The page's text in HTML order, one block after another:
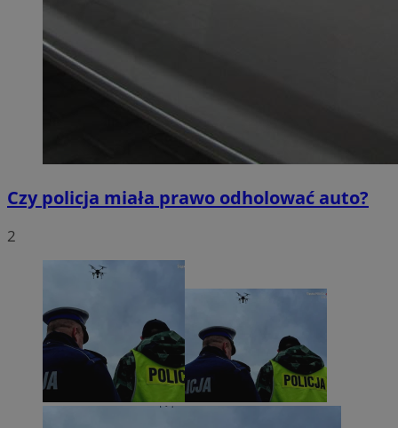
Czy policja miała prawo odholować auto?
2